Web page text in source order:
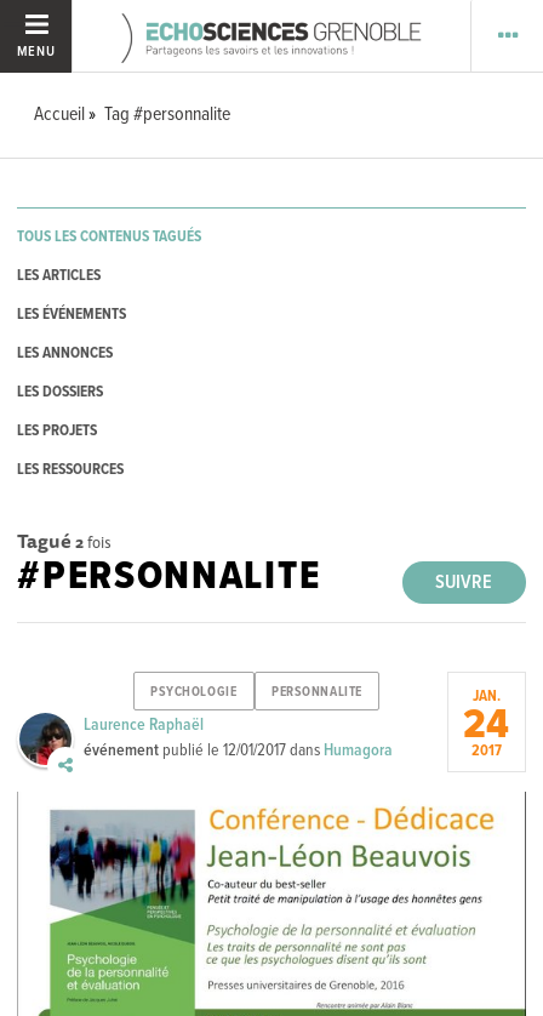
MENU
Accueil Tag #personnalite
TOUS LES CONTENUS TAGUÉS
LES ARTICLES
LES ÉVÉNEMENTS
LES ANNONCES
LES DOSSIERS
LES PROJETS
LES RESSOURCES
Tagué 2fois
SUIVRE
#PERSONNALITE
PSYCHOLOGIE PERSONNALITE
Laurence Raphaël
événement publié le12/01/2017dans Humagora
JAN.
24
2017